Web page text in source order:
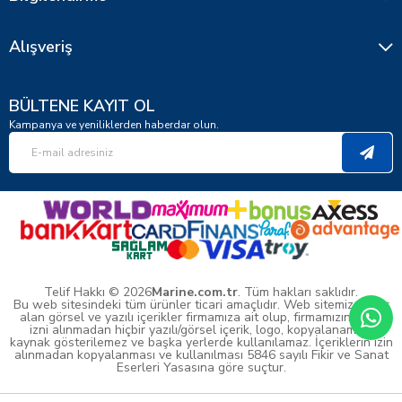
Alışveriş
BÜLTENE KAYIT OL
Kampanya ve yeniliklerden haberdar olun.
Telif Hakkı © 2026Marine.com.tr. Tüm hakları saklıdır.
Bu web sitesindeki tüm ürünler ticari amaçlıdır. Web sitemizde yer
alan görsel ve yazılı içerikler firmamıza ait olup, firmamızın yazılı
izni alınmadan hiçbir yazılı/görsel içerik, logo, kopyalanamaz,
kaynak gösterilemez ve başka yerlerde kullanılamaz. İçeriklerin izin
alınmadan kopyalanması ve kullanılması 5846 sayılı Fikir ve Sanat
Eserleri Yasasına göre suçtur.